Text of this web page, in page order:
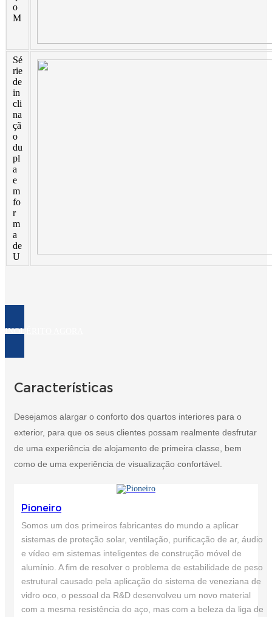
فارسی
ئۇيغۇرچە
o
M
Sé
rie
de
in
cli
na
çã
o
du
pl
a
e
m
fo
r
m
a
de
U
INQUÉRITO AGORA
Características
Desejamos alargar o conforto dos quartos interiores para o
exterior, para que os seus clientes possam realmente desfrutar
de uma experiência de alojamento de primeira classe, bem
como de uma experiência de visualização confortável.
Pioneiro
Somos um dos primeiros fabricantes do mundo a aplicar
sistemas de proteção solar, ventilação, purificação de ar, áudio
e vídeo em sistemas inteligentes de construção móvel de
alumínio. A fim de resolver o problema de estabilidade de peso
estrutural causado pela aplicação do sistema de veneziana de
vidro oco, o pessoal da R&D desenvolveu um novo material
com a mesma resistência do aço, mas com a beleza da liga de